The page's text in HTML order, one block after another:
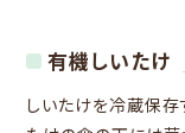
有機しいたけ
しいたけを冷蔵保存